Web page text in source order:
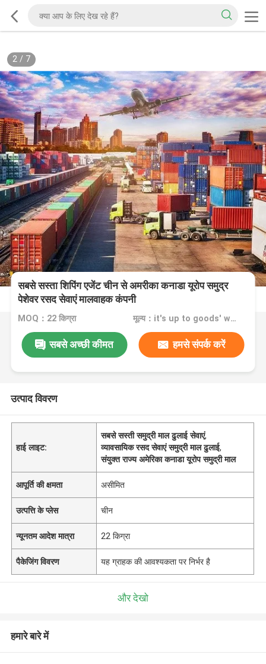
2/ 7
सबसे सस्ता शिपिंग एजेंट चीन से अमरीका कनाडा यूरोप समुद्र
पेशेवर रसद सेवाएं मालवाहक कंपनी
MOQ：22 किग्रा मूल्य：it's up to goods' weight
सबसे अच्छी कीमत हमसे संपर्क करें
उत्पाद विवरण
हाई लाइट:
सबसे सस्ती समुद्री माल ढुलाई सेवाएं,
व्यावसायिक रसद सेवाएं समुद्री माल ढुलाई,
संयुक्त राज्य अमेरिका कनाडा यूरोप समुद्री माल
आपूर्ति की क्षमता असीमित
उत्पत्ति के प्लेस चीन
न्यूनतम आदेश मात्रा 22 किग्रा
पैकेजिंग विवरण यह ग्राहक की आवश्यकता पर निर्भर है
और देखो
हमारे बारे में